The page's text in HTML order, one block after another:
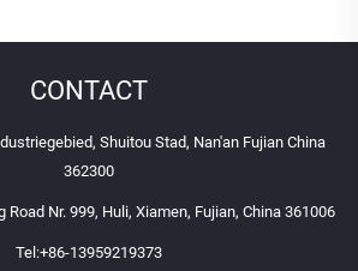
CONTACT
Shuitou Stad, Nan'an Fujian China
362300
Road Nr. 999, Huli, Xiamen, Fujian, China 361006
Tel:+86-13959219373